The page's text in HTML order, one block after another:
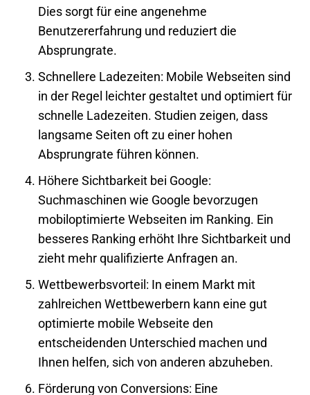
Dies sorgt für eine angenehme
Benutzererfahrung und reduziert die
Absprungrate.
Schnellere Ladezeiten: Mobile Webseiten sind
in der Regel leichter gestaltet und optimiert für
schnelle Ladezeiten. Studien zeigen, dass
langsame Seiten oft zu einer hohen
Absprungrate führen können.
Höhere Sichtbarkeit bei Google:
Suchmaschinen wie Google bevorzugen
mobiloptimierte Webseiten im Ranking. Ein
besseres Ranking erhöht Ihre Sichtbarkeit und
zieht mehr qualifizierte Anfragen an.
Wettbewerbsvorteil : In einem Markt mit
zahlreichen Wettbewerbern kann eine gut
optimierte mobile Webseite den
entscheidenden Unterschied machen und
Ihnen helfen, sich von anderen abzuheben.
Förderung von Conversions: Eine